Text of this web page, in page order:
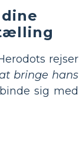
rejser
bringe hans
sig med